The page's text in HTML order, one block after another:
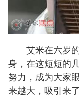
艾米在六岁的
身，在这短短的
努力，成为大家
来越大，吸引来